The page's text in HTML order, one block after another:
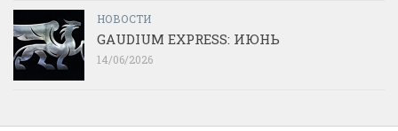
НОВОСТИ
GAUDIUM EXPRESS: ИЮНЬ
14/06/2026